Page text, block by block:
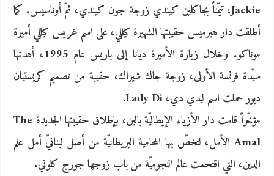
Jackie، تيمّناً بجاكلين كيندي زوجة جون كيندي، ثمّ أوناسيس. كما
أطلقت دار هيرميس حقيبتها الشهيرة كيللي، على اسم غريس كيللي أميرة
موناكو. وخلال زيارة الأميرة ديانا إلى باريس عام 1995، أهدتها
سيّدة فرنسة الأولى، زوجة جاك شيراك، حقيبة من تصميم كريستيان
ديور حملت اسم ليدي دي، Lady Di.
مؤخّراً قامت دار الأزياء الإيطاليّة بالين، بإطلاق حقيبتها الجديدة The
Amal الأمل، لتخصّ بها المحامية البريطانيّة من أصل لبنانيّ أمل علم
الدين، التي اقتحمت عالم النجوميّة من باب زوجها جورج كلوني.